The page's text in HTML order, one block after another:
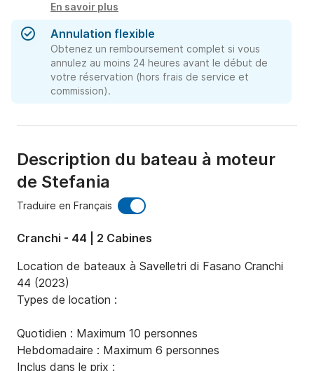
En savoir plus
Annulation flexible
Obtenez un remboursement complet si vous
annulez au moins 24 heures avant le début de
votre réservation (hors frais de service et
commission).
Description du bateau à moteur
de Stefania
Traduire en Français
Cranchi - 44 | 2 Cabines
Location de bateaux à Savelletri di Fasano Cranchi
44 (2023)
Types de location :
Quotidien : Maximum 10 personnes
Hebdomadaire : Maximum 6 personnes
Inclus dans le prix :